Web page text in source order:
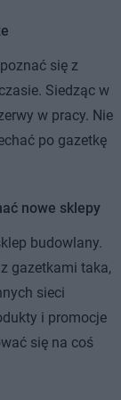
się z
Siedząc w
w pracy. Nie
po gazetkę
nowe sklepy
budowlany.
gazetkami taka,
sieci
i promocje
się na coś